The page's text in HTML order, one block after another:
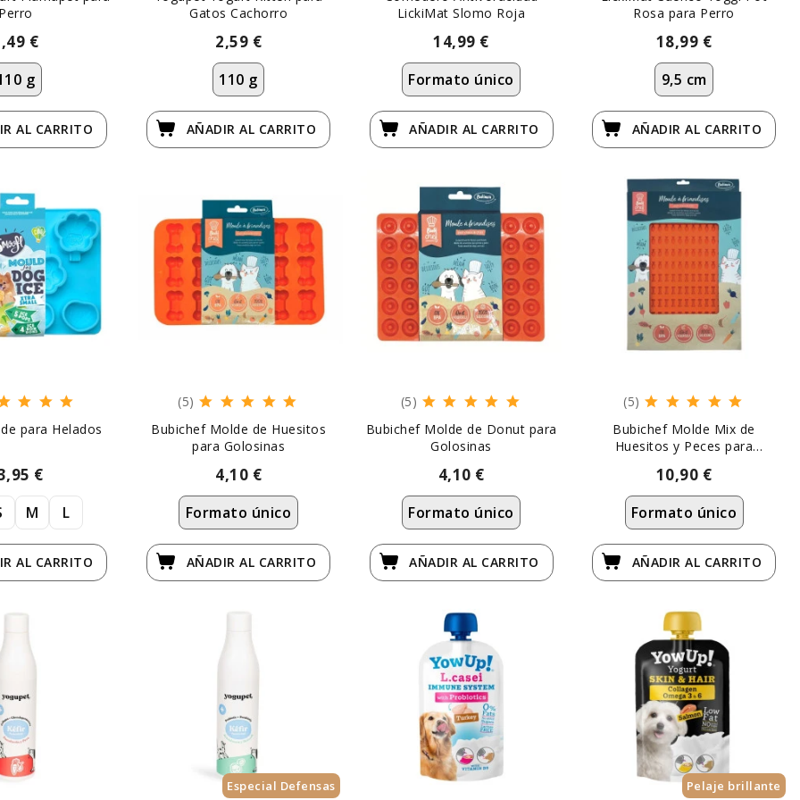
€
g
AL CARRITO
Gatos Cachorro
2,59 €
110 g
AÑADIR AL CARRITO
LickiMat Slomo Roja
14,99 €
Formato único
AÑADIR AL CARRITO
Rosa para Perro
18,99 €
9,5 cm
AÑADIRAL CARRITO
para Helados
€
M L
AL CARRITO
(5)
Bubichef Molde de Huesitos
para Golosinas
4,10 €
Formato único
AÑADIR AL CARRITO
(5)
Bubichef Molde de Donut para
Golosinas
4,10 €
Formato único
AÑADIR AL CARRITO
(5)
Bubichef Molde Mix de
Huesitos y Peces para
10,90 €
Formato único
AÑADIRAL CARRITO
Especial Defensas Pelaje brillante